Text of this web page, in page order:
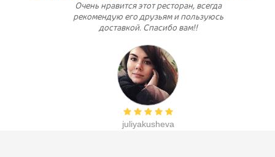
Очень нравится этот ресторан, всегда
рекомендую его друзьям и пользуюсь
доставкой. Спасибо вам!!
juliyakusheva